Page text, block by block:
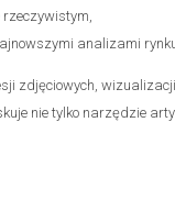
analizami
zdjęciowych,
nie tylko narzędzie